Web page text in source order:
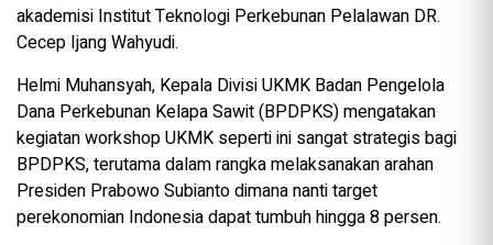
akademisi Institut Teknologi Perkebunan Pelalawan DR.
Cecep Ijang Wahyudi.
Helmi Muhansyah, Kepala Divisi UKMK Badan Pengelola
Dana Perkebunan Kelapa Sawit (BPDPKS) mengatakan
kegiatan workshop UKMK seperti ini sangat strategis bagi
BPDPKS, terutama dalam rangka melaksanakan arahan
Presiden Prabowo Subianto dimana nanti target
perekonomian Indonesia dapat tumbuh hingga 8 persen.